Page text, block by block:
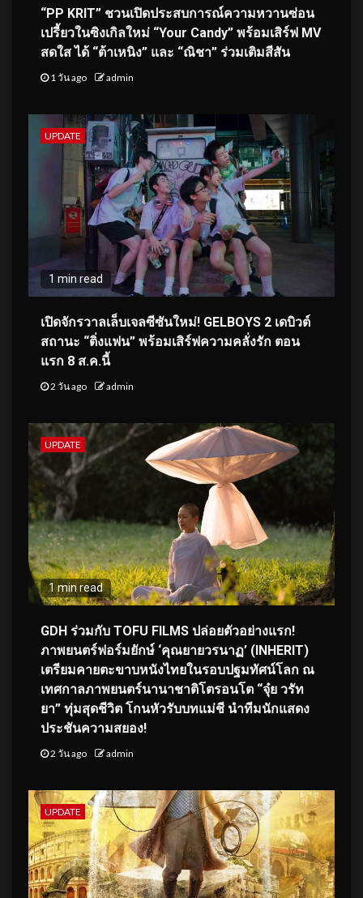
“PP KRIT” ชวนเปิดประสบการณ์ความหวานซ่อน
เปรี้ยวในซิงเกิลใหม่ “Your Candy” พร้อมเสิร์ฟ MV
สดใส ได้ “ต้าเหนิง” และ “ณิชา” ร่วมเติมสีสัน
1 วัน ago admin
UPDATE
1 min read
เปิดจักรวาลเล็บเจลซีซันใหม่! GELBOYS 2 เดบิวต์
สถานะ “ติ่งแฟน” พร้อมเสิร์ฟความคลั่งรัก ตอน
แรก 8 ส.ค.นี้
2 วัน ago admin
UPDATE
1 min read
GDH ร่วมกับ TOFU FILMS ปล่อยตัวอย่างแรก!
ภาพยนตร์ฟอร์มยักษ์ ‘คุณยายวรนาฏ’ (INHERIT)
เตรียมคายตะขาบหนังไทยในรอบปฐมทัศน์โลก ณ
เทศกาลภาพยนตร์นานาชาติโตรอนโต “จุ๋ย วรัท
ยา” ทุ่มสุดชีวิต โกนหัวรับบทแม่ชี นำทีมนักแสดง
ประชันความสยอง!
2 วัน ago admin
UPDATE